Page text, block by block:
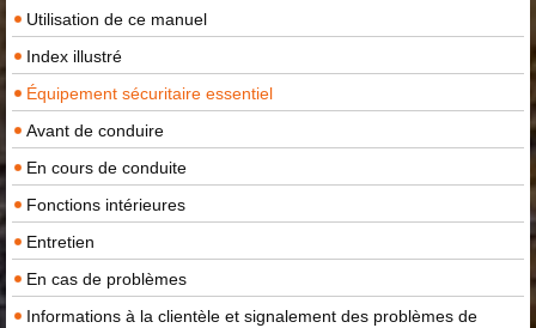
Utilisation de ce manuel
Index illustré
Équipement sécuritaire essentiel
Avant de conduire
En cours de conduite
Fonctions intérieures
Entretien
En cas de problèmes
Informations à la clientèle et signalement des problèmes de